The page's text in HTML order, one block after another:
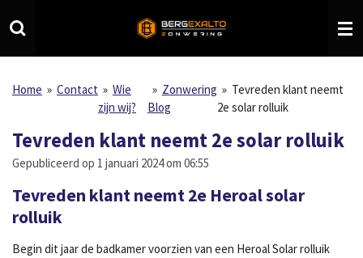
direct
hoofdinhoud
Home » Contact » Wie
zijn wij?
» Zonwering
Blog
» Tevreden klant neemt
2e solar rolluik
Tevreden klant neemt 2e solar rolluik
Gepubliceerd op 1 januari 2024 om 06:55
Tevreden klant neemt 2e Heroal solar
rolluik
Begin dit jaar de badkamer voorzien van een Heroal Solar rolluik